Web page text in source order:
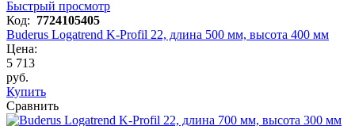
Быстрый просмотр
Код: 7724105405
Buderus Logatrend K-Profil 22, длина 500 мм, высота 400 мм
Цена:
5 713
руб.
Купить
Сравнить